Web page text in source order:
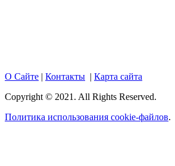
О Сайте | Контакты | Карта сайта
Copyright © 2021. All Rights Reserved.
Политика использования cookie-файлов.